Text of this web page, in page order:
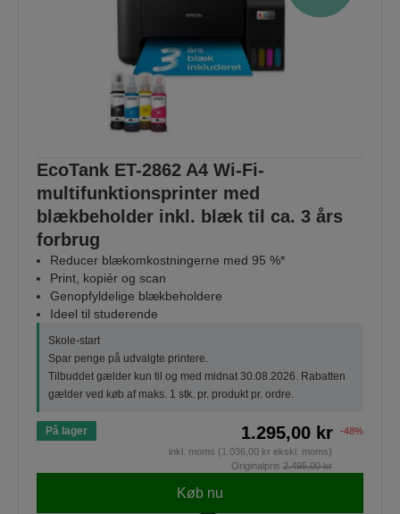
EcoTank ET-2862 A4 Wi-Fi-
multifunktionsprinter med
blækbeholder inkl. blæk til ca. 3 års
forbrug
Reducer blækomkostningerne med 95 %*
Print, kopiér og scan
Genopfyldelige blækbeholdere
Ideel til studerende
Skole-start
Spar penge på udvalgte printere.
Tilbuddet gælder kun til og med midnat 30.08.2026. Rabatten
gælder ved køb af maks. 1 stk. pr. produkt pr. ordre.
På lager 1.295,00 kr
-48%
inkl. moms (1.036,00 kr ekskl. moms)
Originalpris 2.495,00 kr
Køb nu